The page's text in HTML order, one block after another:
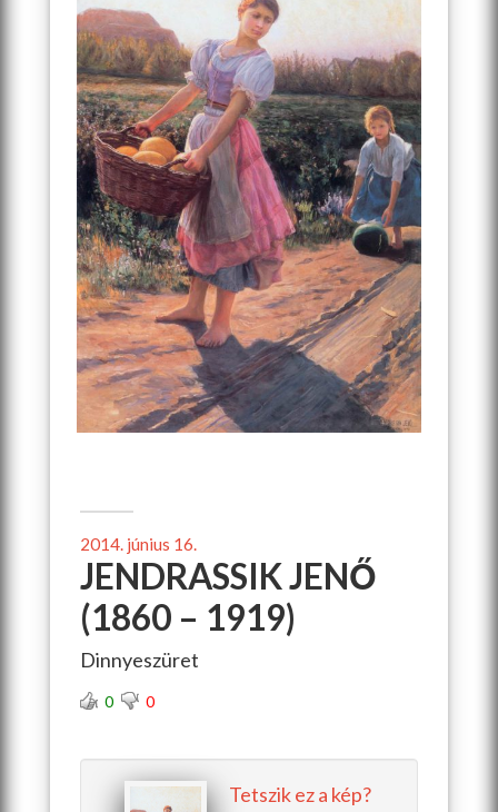
2014. június 16.
JENDRASSIK JENŐ
(1860 – 1919)
Dinnyeszüret
0 0
Tetszik ez a kép?